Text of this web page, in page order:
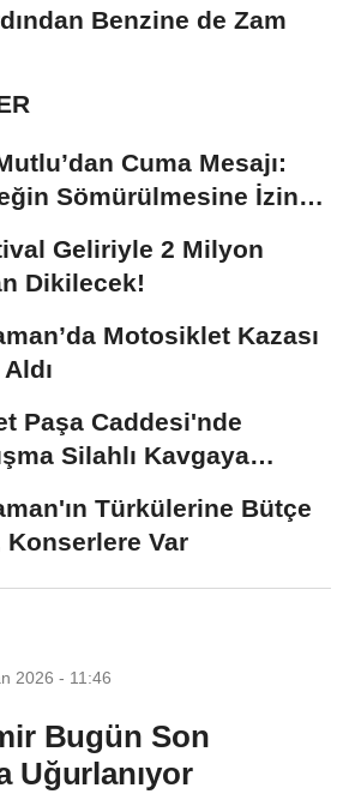
Benzine de Zam
Cuma Mesajı:
Sömürülmesine İzin
Geliriyle 2 Milyon
Dikilecek!
Motosiklet Kazası
Paşa Caddesi'nde
Silahlı Kavgaya
Türkülerine Bütçe
Konserlere Var
2026 - 11:46
Bugün Son
Uğurlanıyor